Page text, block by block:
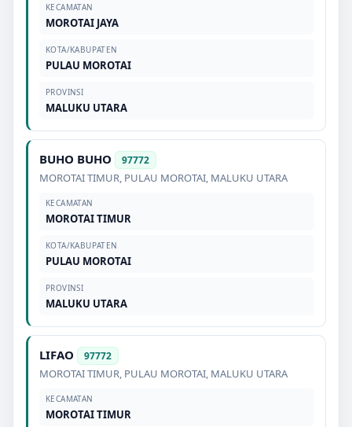
KECAMATAN
MOROTAI JAYA
KOTA/KABUPATEN
PULAU MOROTAI
PROVINSI
MALUKU UTARA
BUHO BUHO 97772
MOROTAI TIMUR, PULAU MOROTAI, MALUKU UTARA
KECAMATAN
MOROTAI TIMUR
KOTA/KABUPATEN
PULAU MOROTAI
PROVINSI
MALUKU UTARA
LIFAO 97772
MOROTAI TIMUR, PULAU MOROTAI, MALUKU UTARA
KECAMATAN
MOROTAI TIMUR